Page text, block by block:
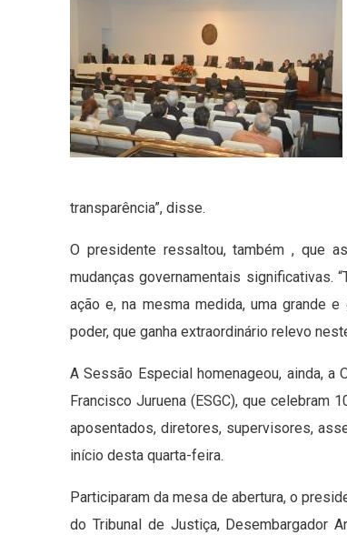
transparência”, disse.
O presidente ressaltou, também , que
mudanças governamentais significativas.
ação e, na mesma medida, uma grande
poder, que ganha extraordinário relevo
A Sessão Especial homenageou, ainda,
Francisco Juruena (ESGC), que
aposentados, diretores, supervisores,
início desta quarta-feira.
Participaram da mesa de abertura, o
do Tribunal de Justiça, Desembargador